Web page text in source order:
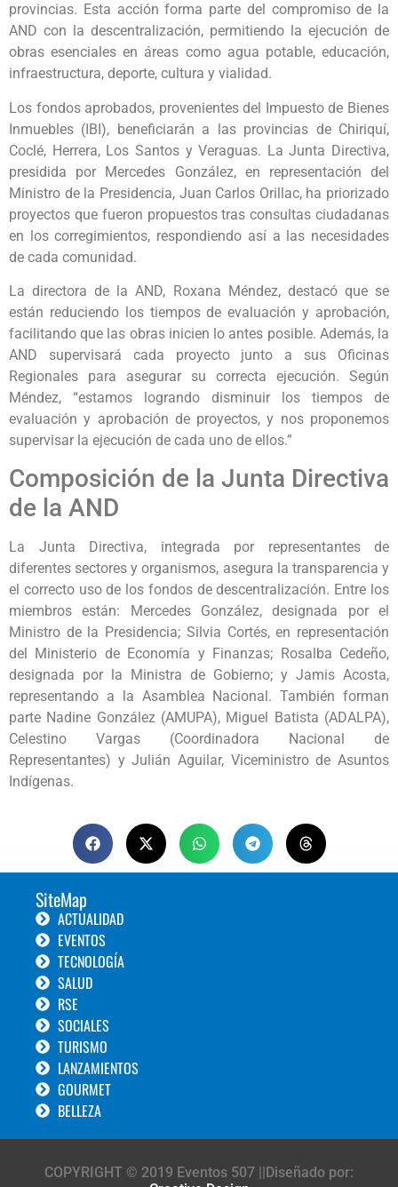
provincias. Esta acción forma parte del compromiso de la
AND con la descentralización, permitiendo la ejecución de
obras esenciales en áreas como agua potable, educación,
infraestructura, deporte, cultura y vialidad.
Los fondos aprobados, provenientes del Impuesto de Bienes
Inmuebles (IBI), beneficiarán a las provincias de Chiriquí,
Coclé, Herrera, Los Santos y Veraguas. La Junta Directiva,
presidida por Mercedes González, en representación del
Ministro de la Presidencia, Juan Carlos Orillac, ha priorizado
proyectos que fueron propuestos tras consultas ciudadanas
en los corregimientos, respondiendo así a las necesidades
de cada comunidad.
La directora de la AND, Roxana Méndez, destacó que se
están reduciendo los tiempos de evaluación y aprobación,
facilitando que las obras inicien lo antes posible. Además, la
AND supervisará cada proyecto junto a sus Oficinas
Regionales para asegurar su correcta ejecución. Según
Méndez, “estamos logrando disminuir los tiempos de
evaluación y aprobación de proyectos, y nos proponemos
supervisar la ejecución de cada uno de ellos.”
Composición de la Junta Directiva
de la AND
La Junta Directiva, integrada por representantes de
diferentes sectores y organismos, asegura la transparencia y
el correcto uso de los fondos de descentralización. Entre los
miembros están: Mercedes González, designada por el
Ministro de la Presidencia; Silvia Cortés, en representación
del Ministerio de Economía y Finanzas; Rosalba Cedeño,
designada por la Ministra de Gobierno; y Jamis Acosta,
representando a la Asamblea Nacional. También forman
parte Nadine González (AMUPA), Miguel Batista (ADALPA),
Celestino Vargas (Coordinadora Nacional de
Representantes) y Julián Aguilar, Viceministro de Asuntos
Indígenas.
SiteMap
ACTUALIDAD
EVENTOS
TECNOLOGÍA
SALUD
RSE
SOCIALES
TURISMO
LANZAMIENTOS
GOURMET
BELLEZA
COPYRIGHT © 2019 Eventos 507 ||Diseñado por: